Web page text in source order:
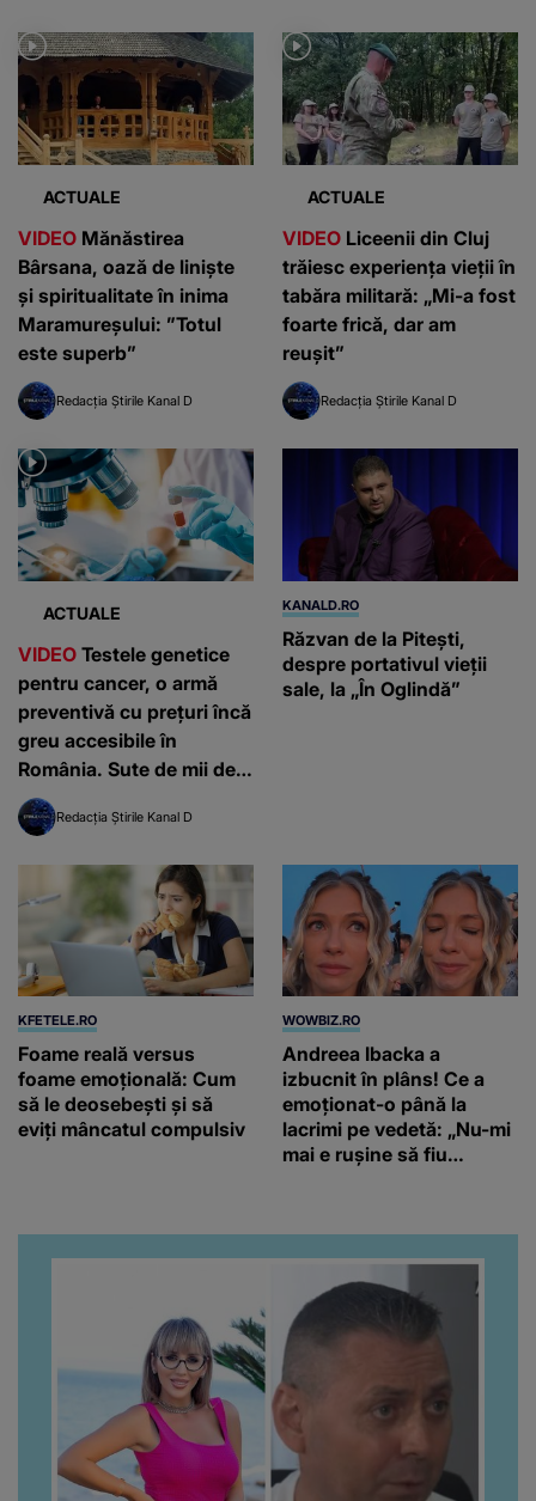
ACTUALE
VIDEO Mănăstirea
Bârsana, oază de liniște
și spiritualitate în inima
Maramureșului: ”Totul
este superb”
Redacția Știrile Kanal D
ACTUALE
VIDEO Liceenii din Cluj
trăiesc experiența vieții în
tabăra militară: „Mi-a fost
foarte frică, dar am
reușit”
Redacția Știrile Kanal D
ACTUALE
VIDEO Testele genetice
pentru cancer, o armă
preventivă cu prețuri încă
greu accesibile în
România. Sute de mii de
români, diagnosticați
anualRedacția Știrile Kanal D
KANALD.RO
Răzvan de la Pitești,
despre portativul vieții
sale, la „În Oglindă”
KFETELE.RO
Foame reală versus
foame emoțională: Cum
să le deosebești și să
eviți mâncatul compulsiv
WOWBIZ.RO
Andreea Ibacka a
izbucnit în plâns! Ce a
emoționat-o până la
lacrimi pe vedetă: „Nu-mi
mai e rușine să fiu